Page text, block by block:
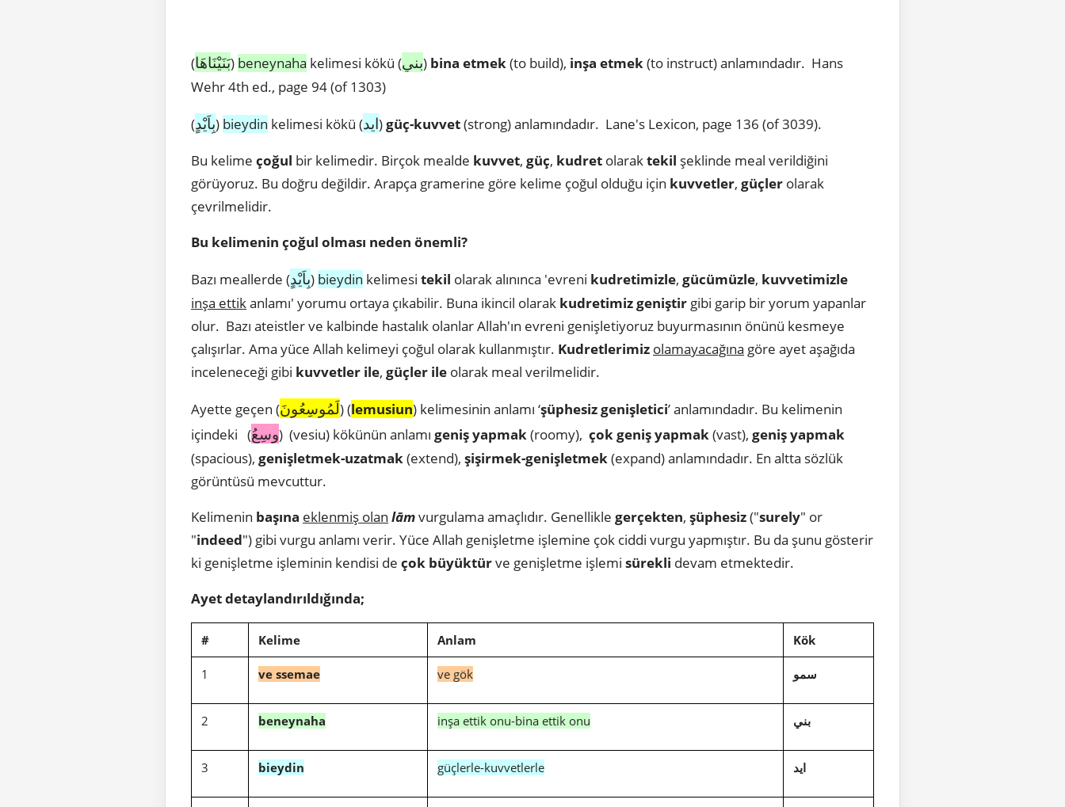
(بَنَيْنَاهَا) beneynaha kelimesi kökü (بني) bina etmek(to build), inşa etmek(to instruct) anlamındadır. Hans
Wehr 4th ed., page 94 (of 1303)
(بِاَيْدٍ) bieydin kelimesi kökü (ايد)güç-kuvvet(strong) anlamındadır. Lane's Lexicon, page 136 (of 3039).
Bu kelime çoğul bir kelimedir. Birçok mealde kuvvet, güç, kudret olaraktekil şeklinde meal verildiğini
görüyoruz. Bu doğru değildir. Arapça gramerine göre kelime çoğul olduğu için kuvvetler, güçler olarak
çevrilmelidir.
Bu kelimenin çoğul olması neden önemli?
Bazı meallerde (بِاَيْدٍ) bieydin kelimesi tekil olarak alınınca 'evreni kudretimizle, gücümüzle, kuvvetimizle
inşa ettikanlamı' yorumu ortaya çıkabilir. Buna ikincil olarak kudretimiz geniştir gibi garip bir yorum yapanlar
olur. Bazı ateistler ve kalbinde hastalık olanlar Allah'ın evreni genişletiyoruz buyurmasının önünü kesmeye
çalışırlar. Ama yüce Allah kelimeyi çoğul olarak kullanmıştır. Kudretlerimiz olamayacağına göre ayet aşağıda
inceleneceği gibi kuvvetler ile, güçler ile olarak meal verilmelidir.
Ayette geçen (لَمُوسِعُونَ) (lemusiun) kelimesinin anlamı ‘şüphesiz genişletici’ anlamındadır. Bu kelimenin
içindeki (وسِعُ) (vesiu) kökünün anlamı geniş yapmak(roomy), çok geniş yapmak(vast), geniş yapmak
(spacious), genişletmek-uzatmak(extend), şişirmek-genişletmek(expand) anlamındadır. En altta sözlük
görüntüsü mevcuttur.
Kelimenin başına eklenmiş olan lāmvurgulama amaçlıdır. Genellikle gerçekten, şüphesiz("surely" or
"indeed") gibi vurgu anlamı verir. Yüce Allah genişletme işlemine çok ciddi vurgu yapmıştır. Bu da şunu gösterir
ki genişletme işleminin kendisi de çok büyüktürve genişletme işlemi sürekli devam etmektedir.
Ayet detaylandırıldığında;
# Kelime Anlam Kök
1 ve ssemae ve gök سمو
2 beneynaha inşa ettik onu-bina ettik onu بني
3 bieydin güçlerle-kuvvetlerle ايد